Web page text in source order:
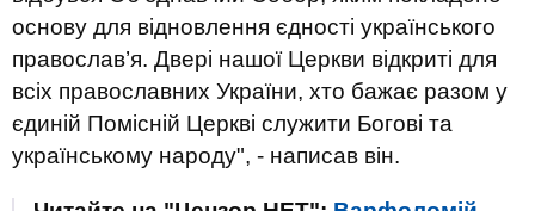
основу для відновлення єдності українського
православ’я. Двері нашої Церкви відкриті для
всіх православних України, хто бажає разом у
єдиній Помісній Церкві служити Богові та
українському народу", - написав він.